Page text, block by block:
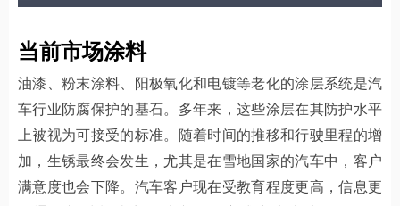
当前市场涂料
油漆、粉末涂料、阳极氧化和电镀等老化的涂层系统是汽
车行业防腐保护的基石。多年来，这些涂层在其防护水平
上被视为可接受的标准。随着时间的推移和行驶里程的增
加，生锈最终会发生，尤其是在雪地国家的汽车中，客户
满意度也会下降。汽车客户现在受教育程度更高，信息更